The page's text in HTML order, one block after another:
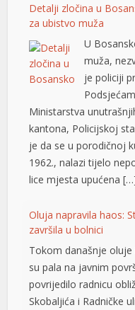
Detalji zločina u
za ubistvo muža
U
muža,
je policiji
Ministarstva
kantona, Policijskoj
je da se u porodičnoj
1962., nalazi tijelo
lice mjesta upućena
Oluja napravila haos:
završila u bolnici
Tokom današnje
su pala na javnim
povrijedilo radnicu
Skobaljića i Radničke